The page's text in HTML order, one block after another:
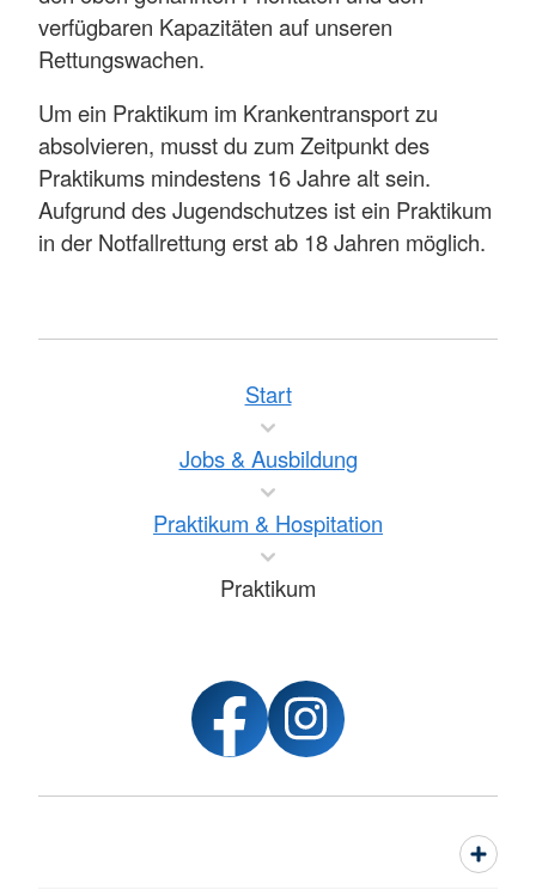
verfügbaren Kapazitäten auf unseren
Rettungswachen.
Um ein Praktikum im Krankentransport zu
absolvieren, musst du zum Zeitpunkt des
Praktikums mindestens 16 Jahre alt sein.
Aufgrund des Jugendschutzes ist ein Praktikum
in der Notfallrettung erst ab 18 Jahren möglich.
Start
Jobs & Ausbildung
Praktikum & Hospitation
Praktikum